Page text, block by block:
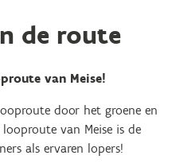
de route
van Meise!
door het groene en
van Meise is de
als ervaren lopers!